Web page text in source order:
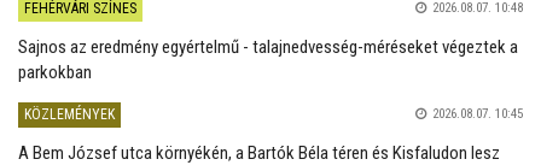
FEHÉRVÁRI SZÍNES 2026.08.07. 10:48
Sajnos az eredmény egyértelmű - talajnedvesség-méréseket végeztek a
parkokban
KÖZLEMÉNYEK 2026.08.07. 10:45
A Bem József utca környékén, a Bartók Béla téren és Kisfaludon lesz